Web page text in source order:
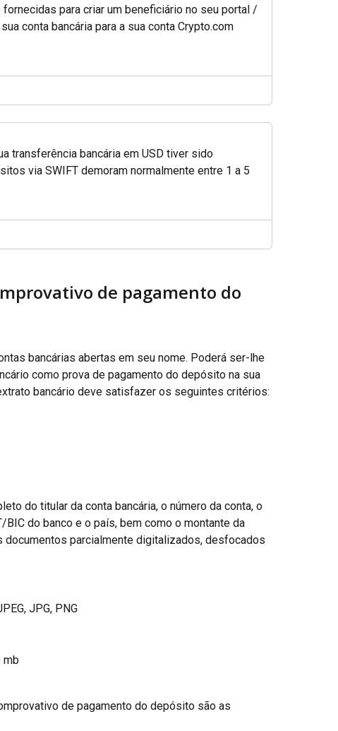
para criar um beneficiário no seu portal /
conta bancária para a sua conta Crypto.com
transferência bancária em USD tiver sido
via SWIFT demoram normalmente entre 1 a 5
de pagamento do
bancárias abertas em seu nome. Poderá ser-lhe
como prova de pagamento do depósito na sua
bancário deve satisfazer os seguintes critérios:
do titular da conta bancária, o número da conta, o
BIC do banco e o país, bem como o montante da
documentos parcialmente digitalizados, desfocados
JPG, PNG
mb
de pagamento do depósito são as